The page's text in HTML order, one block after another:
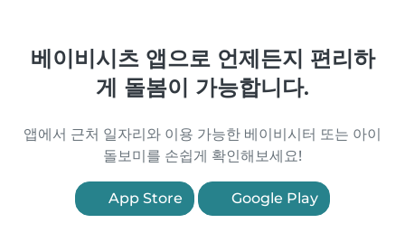
베이비시츠 앱으로 언제든지 편리하
게 돌봄이 가능합니다.
앱에서 근처 일자리와 이용 가능한 베이비시터 또는 아이
돌보미를 손쉽게 확인해보세요!
App Store Google Play